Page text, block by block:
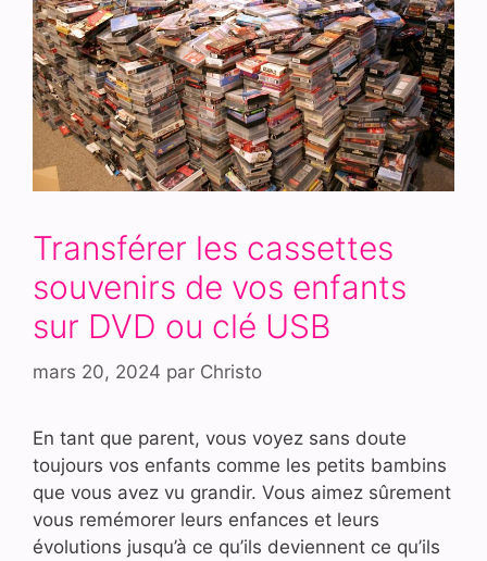
Transférer les cassettes
souvenirs de vos enfants
sur DVD ou clé USB
mars 20, 2024 par Christo
En tant que parent, vous voyez sans doute
toujours vos enfants comme les petits bambins
que vous avez vu grandir. Vous aimez sûrement
vous remémorer leurs enfances et leurs
évolutions jusqu’à ce qu’ils deviennent ce qu’ils